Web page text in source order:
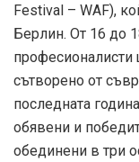
Festival – WAF),
Берлин. От 16 до
професионалисти
сътворено от
последната
обявени и
обединени в три